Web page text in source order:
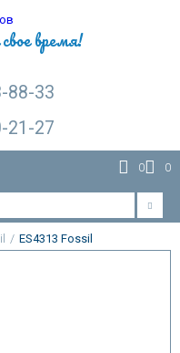
время!
88-33
21-27
0 0
/ ES4313 Fossil